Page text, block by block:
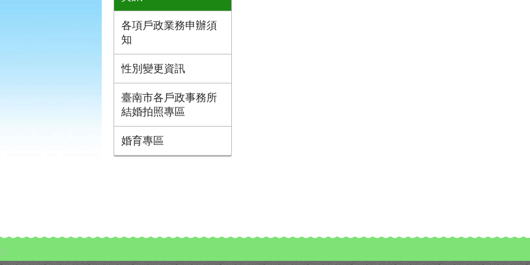
各項戶政業務申辦須
知
性別變更資訊
臺南市各戶政事務所
結婚拍照專區
婚育專區
:::